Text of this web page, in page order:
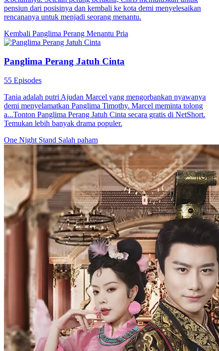
Pengganti Pelayan Panglima
80 Episodes
Demi membalas dendam atas pembantaian keluarganya, Nena
memakai nama Yena, menyusup sebagai pelayan keluarga Yudistia
di Kediaman Panglima untuk mencari kebenaran. Agar tidak
dijadikan selir, Yena menghilangkan tato kupu-kupu di bahunya. Dia
memanfaatkan keserakahan pelayan Maya Yuanti yang sudah
kehilangan kesuciannya untuk menggantikannya. Setelah melalui
berbagai liku, Yena menemukan fakta bahwa pembunuh asli
keluarga Sanjaya adalah Christo, orang yang memprovokasinya
untuk membalas dendam pada Julian. Akhirnya, Yena dan Julian
bekerja sama untuk menghentikan rencana Christo. Julian membuat
Yena pingsan dan pergi sendiri untuk menghentikan perang, di mana
dia akhirnya mengorbankan dirinya. Setelah Yena sadar, dia juga
terjun ke medan perang dan berkorban demi negara.
Cinta yang pahitRomansaDrama Periode